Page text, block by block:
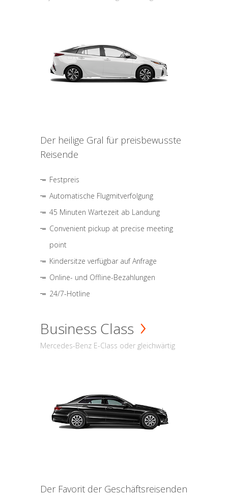
Der heilige Gral für preisbewusste
Reisende
Festpreis
Automatische Flugmitverfolgung
45 Minuten Wartezeit ab Landung
Convenient pickup at precise meeting
point
Kindersitze verfügbar auf Anfrage
Online- und Offline-Bezahlungen
24/7-Hotline
Business Class
Mercedes-Benz E-Class oder gleichwärtig
Der Favorit der Geschäftsreisenden